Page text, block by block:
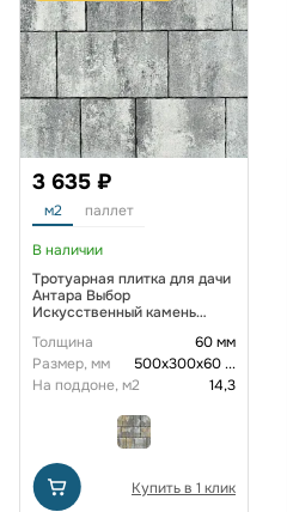
3 635 ₽
м2 паллет
В наличии
Тротуарная плитка для дачи
Антара Выбор
Искусственный камень
Толщина
60 мм
Размер, мм
500х300х60...
На поддоне, м2
14,3
Купить в 1 клик